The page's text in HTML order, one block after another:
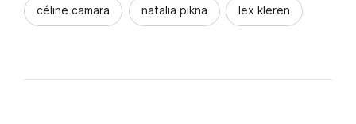
céline camara natalia pikna lex kleren